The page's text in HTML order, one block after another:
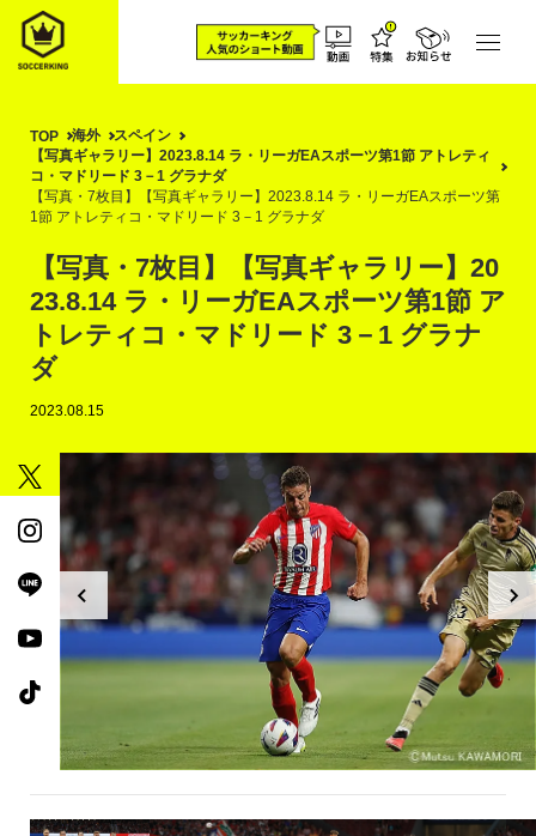
TOP 海外
スペイン
【写真ギャラリー】2023.8.14 ラ・リーガEAスポーツ第1節 アトレティ
コ・マドリード 3－1 グラナダ
【写真・7枚目】【写真ギャラリー】2023.8.14 ラ・リーガEAスポーツ第
1節 アトレティコ・マドリード 3－1 グラナダ
【写真・7枚目】【写真ギャラリー】20
23.8.14 ラ・リーガEAスポーツ第1節 ア
トレティコ・マドリード 3－1 グラナ
ダ
2023.08.15